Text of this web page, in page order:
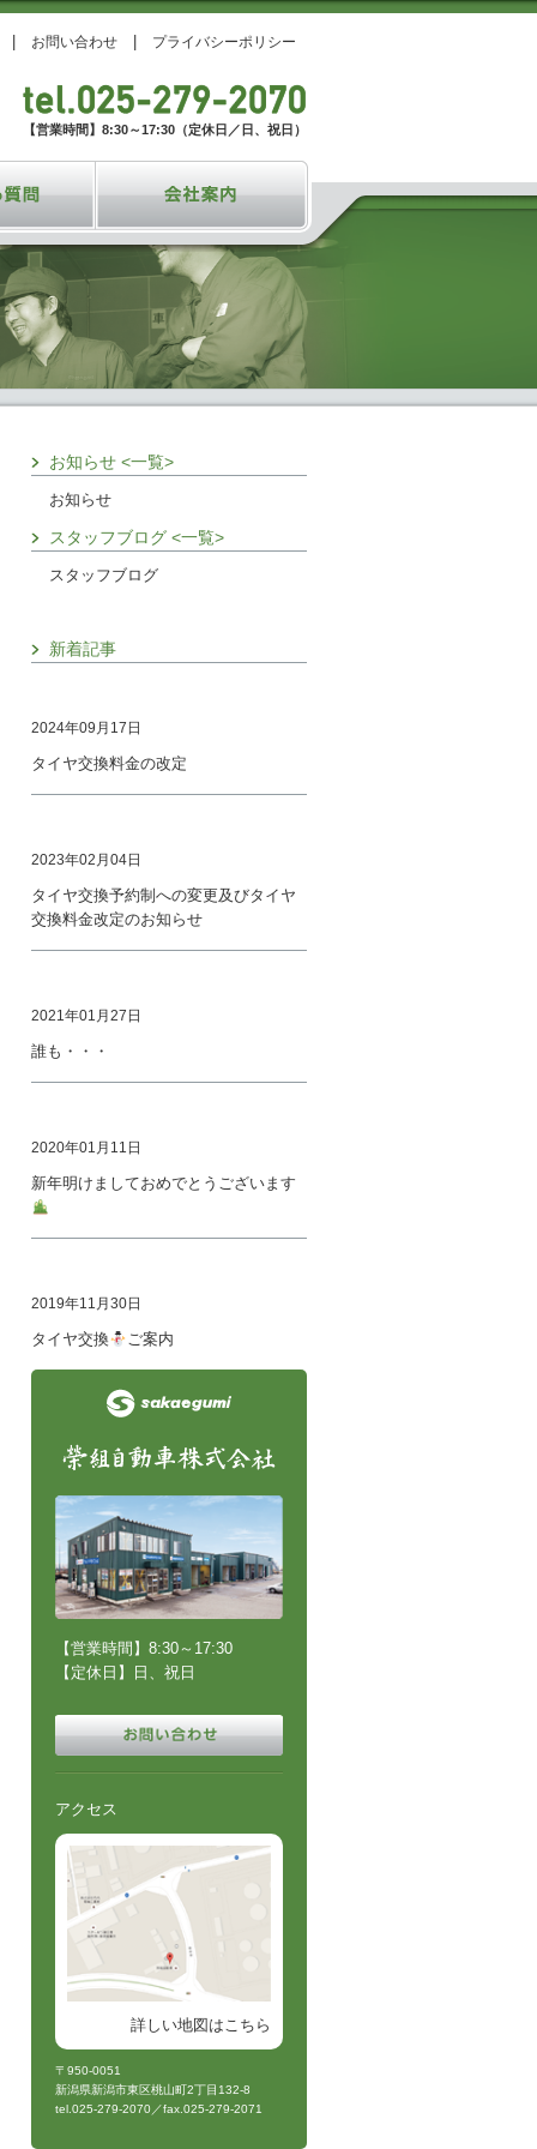
お問い合わせ プライバシーポリシー
【営業時間】8:30～17:30（定休日／日、祝日）
お知らせ <一覧>
お知らせ
スタッフブログ <一覧>
スタッフブログ
新着記事
2024年09月17日
タイヤ交換料金の改定
2023年02月04日
タイヤ交換予約制への変更及びタイヤ
交換料金改定のお知らせ
2021年01月27日
誰も・・・
2020年01月11日
新年明けましておめでとうございます
2019年11月30日
タイヤ交換 ご案内
【営業時間】8:30～17:30
【定休日】日、祝日
アクセス
詳しい地図はこちら
〒950-0051
新潟県新潟市東区桃山町2丁目132-8
tel.025-279-2070／fax.025-279-2071